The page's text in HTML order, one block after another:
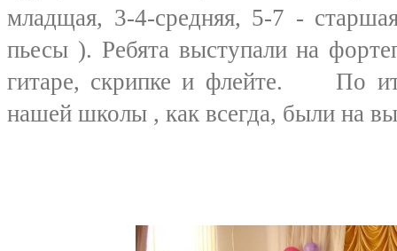
младщая, 3-4-средняя, 5-7 -
пьесы ). Ребята выступали на
гитаре, скрипке и флейте. По
нашей школы , как всегда, были на